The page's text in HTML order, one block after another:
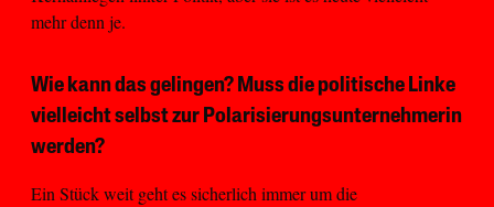
mehr denn je.
Wie kann das gelingen? Muss die politische Linke
vielleicht selbst zur Polarisierungsunternehmerin
werden?
Ein Stück weit geht es sicherlich immer um die